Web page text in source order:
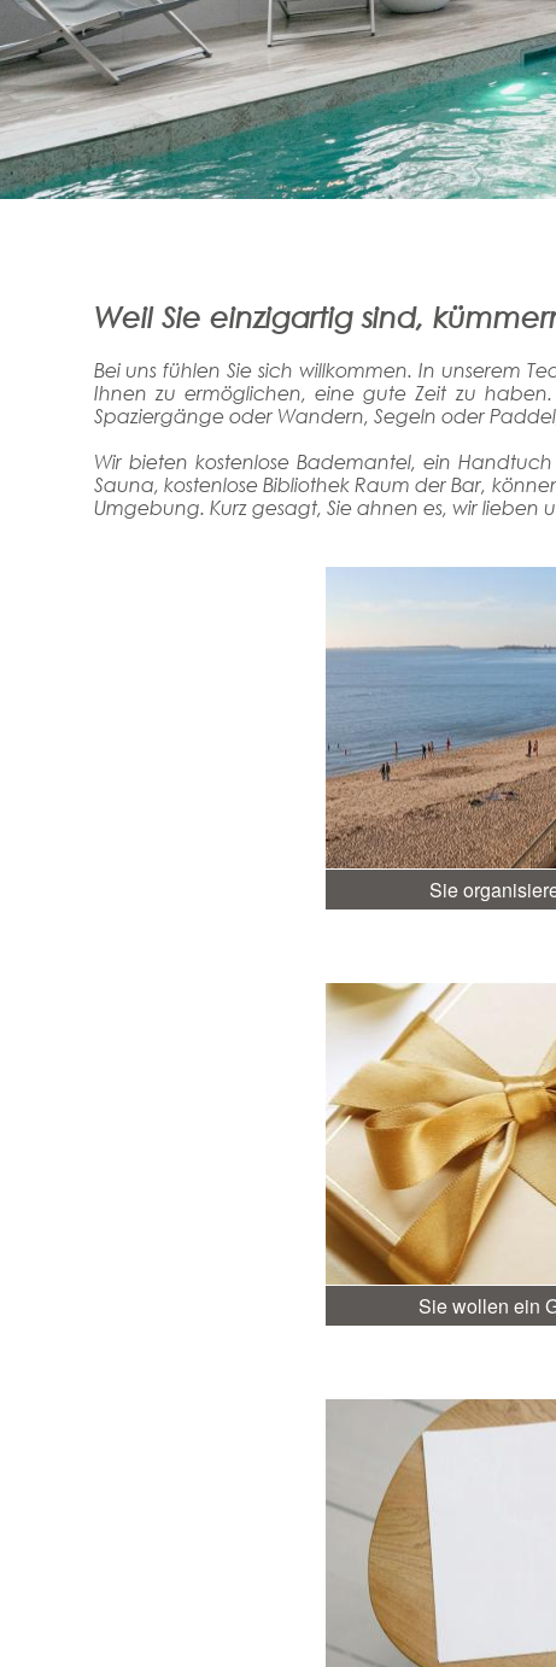
Weil Sie einzigartig sind,
Bei uns fühlen Sie sich willkommen. In unserem
Ihnen zu ermöglichen, eine gute Zeit zu
Spaziergänge oder Wandern, Segeln oder
Wir bieten kostenlose Bademantel, ein
Sauna, kostenlose Bibliothek Raum der Bar,
Umgebung. Kurz gesagt, Sie ahnen es, wir lieben
Sie
Sie wollen ein